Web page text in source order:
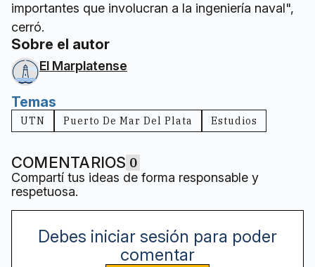
importantes que involucran a la ingeniería naval",
cerró.
Sobre el autor
El Marplatense
Temas
UTN Puerto De Mar Del Plata Estudios
COMENTARIOS 0
Compartí tus ideas de forma responsable y
respetuosa.
Debes iniciar sesión para poder
comentar